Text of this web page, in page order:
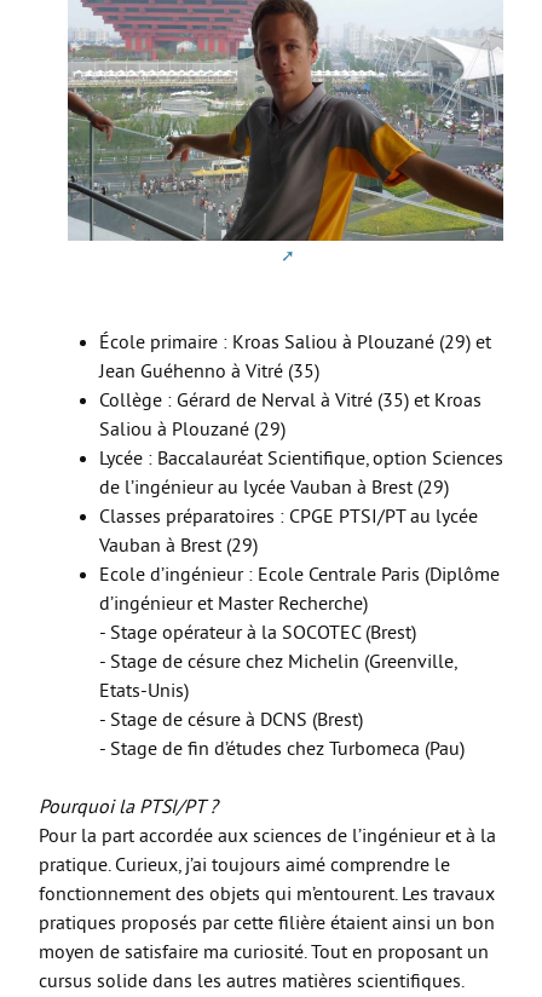
Bac Pro TCI
BREVET D’INITIATION A LA MER
CAP AAGA
CAP PSR
CAP SM
ULIS
Bac Général
STD2A
STI2D
UNSS et EPS
Enseignements Optionnels en 2nde
Section Euro
Option facultative Théâtre
Brevet d’initiation à l’aéronautique
Brevet d’Initiation à la Mer
BTS CIEL
BTS CRCI
BTS CRSA
BTS ELT
École primaire : Kroas Saliou à Plouzané (29) et
Jean Guéhenno à Vitré (35)
Collège : Gérard de Nerval à Vitré (35) et Kroas
Saliou à Plouzané (29)
Lycée : Baccalauréat Scientifique, option Sciences
de l’ingénieur au lycée Vauban à Brest (29)
Classes préparatoires : CPGE PTSI/PT au lycée
Vauban à Brest (29)
Ecole d’ingénieur : Ecole Centrale Paris (Diplôme
d’ingénieur et Master Recherche)
- Stage opérateur à la SOCOTEC (Brest)
- Stage de césure chez Michelin (Greenville,
Etats-Unis)
- Stage de césure à DCNS (Brest)
- Stage de fin d’études chez Turbomeca (Pau)
Pourquoi la PTSI/PT ?
Pour la part accordée aux sciences de l’ingénieur et à la
pratique. Curieux, j’ai toujours aimé comprendre le
fonctionnement des objets qui m’entourent. Les travaux
pratiques proposés par cette filière étaient ainsi un bon
moyen de satisfaire ma curiosité. Tout en proposant un
cursus solide dans les autres matières scientifiques.